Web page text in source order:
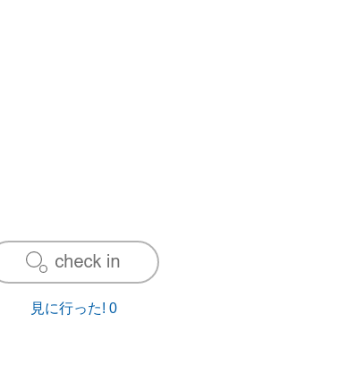
見に行った! 0